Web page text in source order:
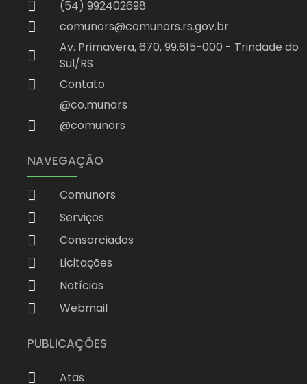
(54) 992402698
comunors@comunors.rs.gov.br
Av. Primavera, 670, 99.615-000 - Trindade do
Sul/RS
Contato
@co.munors
@comunors
NAVEGAÇÃO
Comunors
Serviços
Consorciados
Licitações
Notícias
Webmail
PUBLICAÇÕES
Atas